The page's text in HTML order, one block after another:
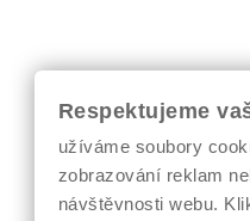
Respektujeme
užíváme soubory
zobrazování reklam
návštěvnosti webu.